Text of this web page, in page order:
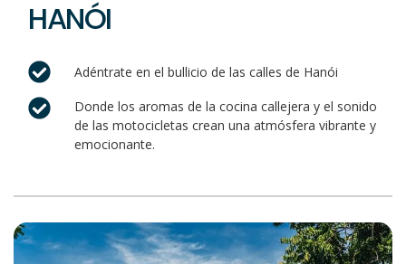
HANÓI
Adéntrate en el bullicio de las calles de Hanói
Donde los aromas de la cocina callejera y el sonido
de las motocicletas crean una atmósfera vibrante y
emocionante.